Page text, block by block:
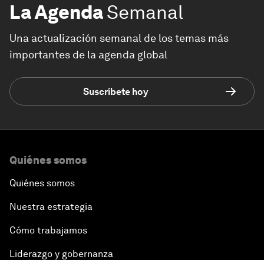
La AgendaSemanal
Una actualización semanal de los temas más
importantes de la agenda global
Suscríbete hoy
Quiénes somos
Quiénes somos
Nuestra estrategia
Cómo trabajamos
Liderazgo y gobernanza